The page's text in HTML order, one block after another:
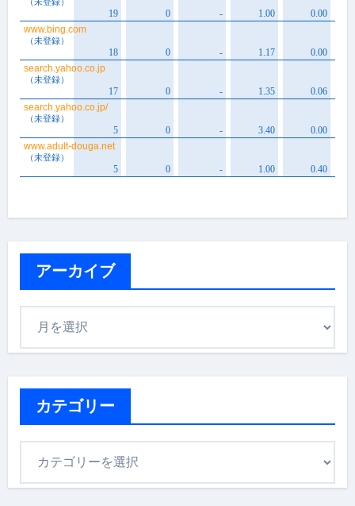
アーカイブ
カテゴリー